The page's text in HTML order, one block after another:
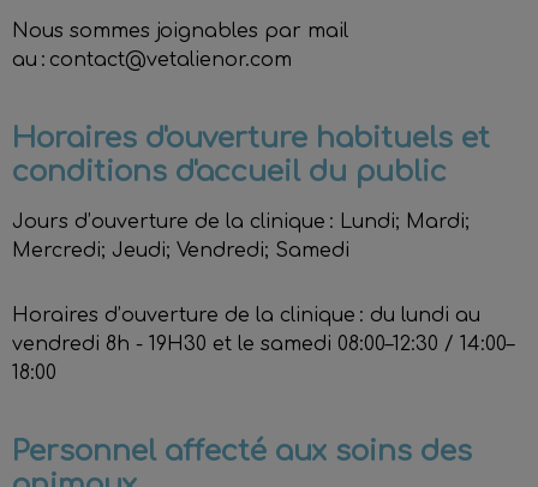
Nous sommes joignables par mail
au : contact@vetalienor.com
Horaires d'ouverture habituels et
conditions d'accueil du public
Jours d’ouverture de la clinique : Lundi; Mardi;
Mercredi; Jeudi; Vendredi; Samedi
Horaires d’ouverture de la clinique : du lundi au
vendredi 8h - 19H30 et le samedi 08:00–12:30 / 14:00–
18:00
Personnel affecté aux soins des